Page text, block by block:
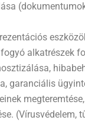
alkatrészek
garanciális